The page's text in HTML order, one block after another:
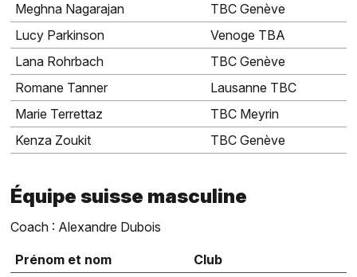
Meghna Nagarajan
TBC Genève
Lucy Parkinson
Venoge TBA
Lana Rohrbach
TBC Genève
Romane Tanner
Lausanne TBC
Marie Terrettaz
TBC Meyrin
Kenza Zoukit
TBC Genève
Équipe suisse masculine
Coach : Alexandre Dubois
Prénom et nom
Club